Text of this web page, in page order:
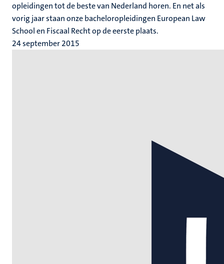
opleidingen tot de beste van Nederland horen. En net als
vorig jaar staan onze bacheloropleidingen European Law
School en Fiscaal Recht op de eerste plaats.
24 september 2015